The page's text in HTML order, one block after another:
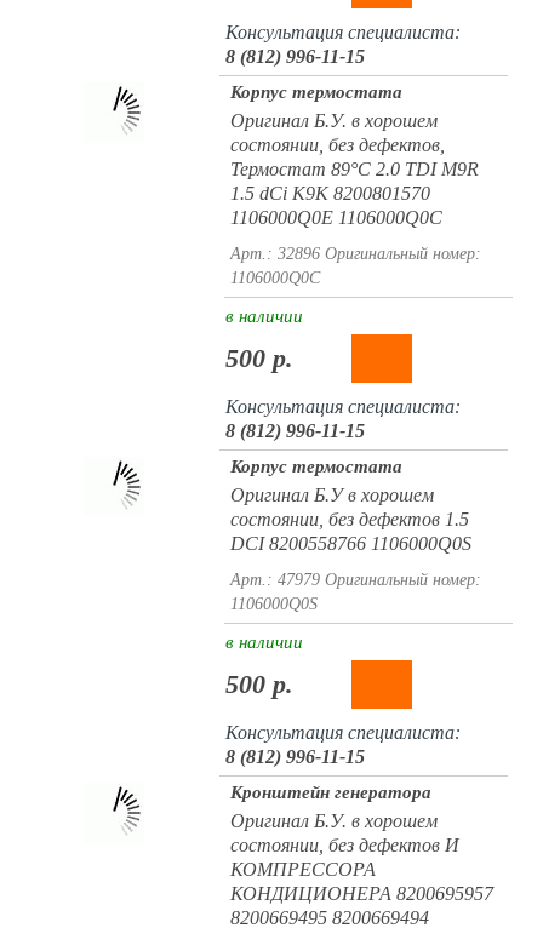
Консультация специалиста:
8 (812) 996-11-15
Корпус термостата
Оригинал Б.У. в хорошем
состоянии, без дефектов,
Термостат 89°C 2.0 TDI M9R
1.5 dCi K9K 8200801570
1106000Q0E 1106000Q0C
Арт.: 32896 Оригинальный номер:
1106000Q0C
в наличии
500 р.
Консультация специалиста:
8 (812) 996-11-15
Корпус термостата
Оригинал Б.У в хорошем
состоянии, без дефектов 1.5
DCI 8200558766 1106000Q0S
Арт.: 47979 Оригинальный номер:
1106000Q0S
в наличии
500 р.
Консультация специалиста:
8 (812) 996-11-15
Кронштейн генератора
Оригинал Б.У. в хорошем
состоянии, без дефектов И
КОМПРЕССОРА
КОНДИЦИОНЕРА 8200695957
8200669495 8200669494